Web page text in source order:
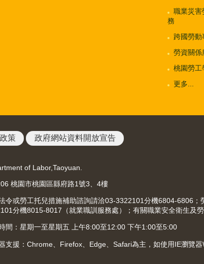
職業災害
務
跨國勞動
勞資關係
桃園勞工
更多...
策 政府網站資料開放宣告
of Labor,Taoyuan.
桃園市桃園區縣府路1號3、4樓
令或勞工托兒措施補助諮詢請洽03-3322101分機6804-6806
分機8015-8017（就業職訓服務處）；有關職業安全衛生及
間：星期一至星期五 上午8:00至12:00 下午1:00至5:00
支援：Chrome、Firefox、Edge、Safari為主，如使用IE瀏覽